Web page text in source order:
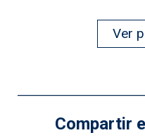
Ver
Compartir